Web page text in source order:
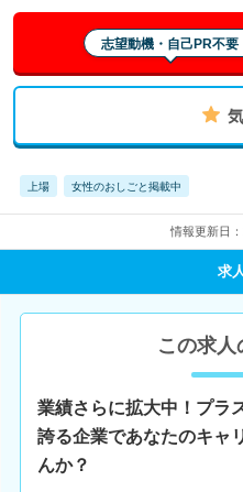
志望動機・自己PR不要
上場 女性のおしごと掲載中
情報更新日
求
この求人
業績さらに拡大中！プラ
誇る企業であなたのキャ
んか？